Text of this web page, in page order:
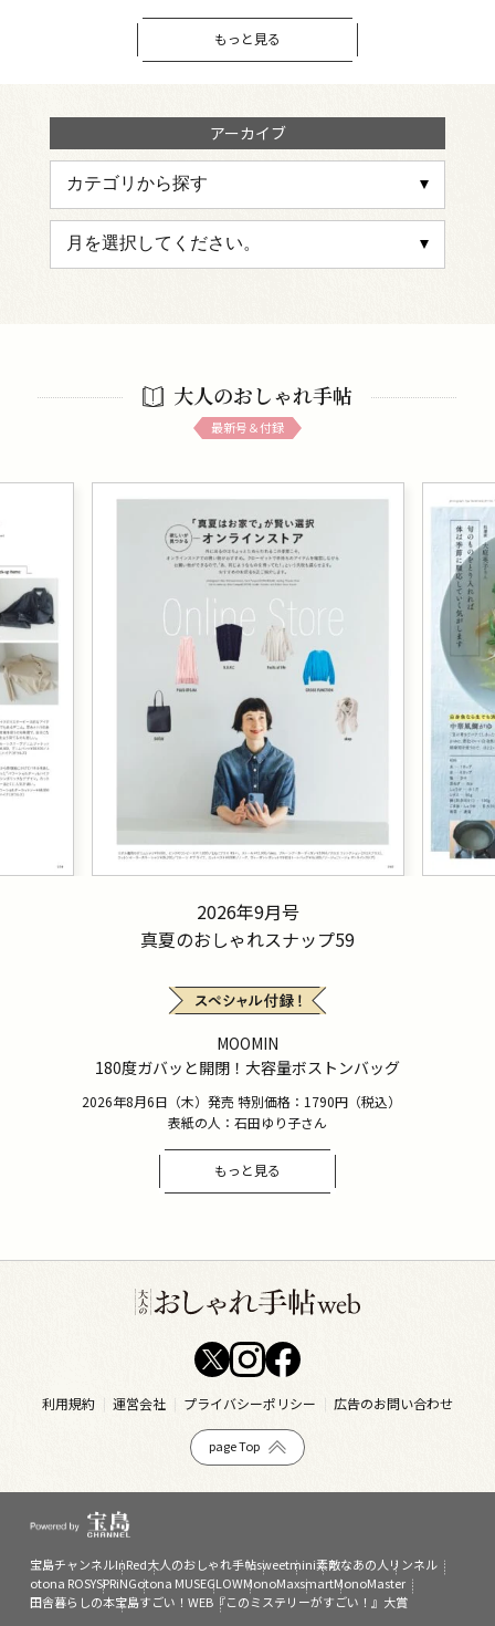
もっと見る
アーカイブ
大人のおしゃれ手帖
最新号＆付録
2026年9月号
真夏のおしゃれスナップ59
MOOMIN
180度ガバッと開閉！大容量ボストンバッグ
2026年8月6日（木）発売 特別価格：1790円（税込）
表紙の人：石田ゆり子さん
もっと見る
利用規約 運営会社 プライバシーポリシー 広告のお問い合わせ
page Top
宝島チャンネルInRed大人のおしゃれ手帖sweetmini素敵なあの人リンネル
otona ROSYSPRiNGotona MUSEGLOWMonoMaxsmartMonoMaster
田舎暮らしの本宝島すごい！WEB『このミステリーがすごい！』大賞